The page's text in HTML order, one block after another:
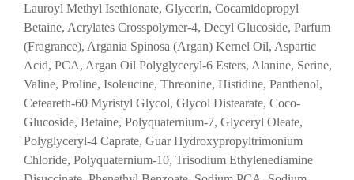
Lauroyl Methyl Isethionate, Glycerin, Cocamidopropyl
Betaine, Acrylates Crosspolymer-4, Decyl Glucoside, Parfum
(Fragrance), Argania Spinosa (Argan) Kernel Oil, Aspartic
Acid, PCA, Argan Oil Polyglyceryl-6 Esters, Alanine, Serine,
Valine, Proline, Isoleucine, Threonine, Histidine, Panthenol,
Ceteareth-60 Myristyl Glycol, Glycol Distearate, Coco-
Glucoside, Betaine, Polyquaternium-7, Glyceryl Oleate,
Polyglyceryl-4 Caprate, Guar Hydroxypropyltrimonium
Chloride, Polyquaternium-10, Trisodium Ethylenediamine